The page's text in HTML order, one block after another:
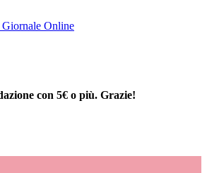
con 5€ o più. Grazie!